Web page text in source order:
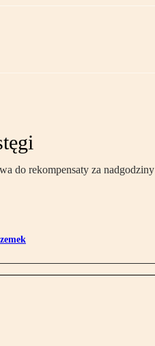
do rekompensaty za nadgodziny